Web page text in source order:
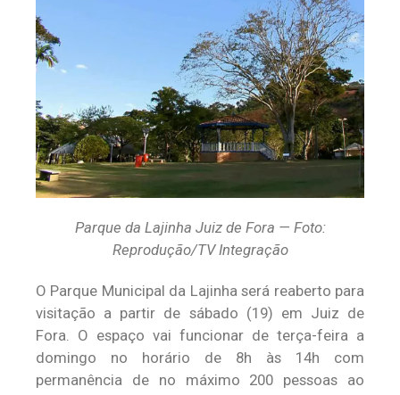
Parque da Lajinha Juiz de Fora — Foto:
Reprodução/TV Integração
O Parque Municipal da Lajinha será reaberto para
visitação a partir de sábado (19) em Juiz de
Fora. O espaço vai funcionar de terça-feira a
domingo no horário de 8h às 14h com
permanência de no máximo 200 pessoas ao